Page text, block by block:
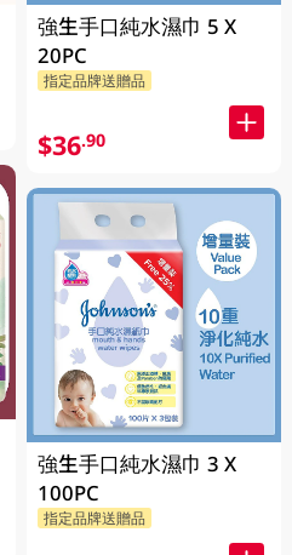
強生手口純水濕巾 5 X
20PC
指定品牌送贈品
$36.90
強生手口純水濕巾 3 X
100PC
指定品牌送贈品